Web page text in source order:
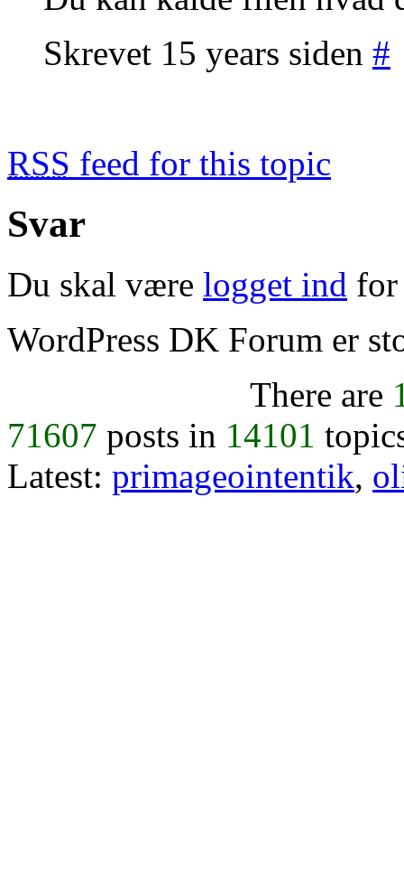
Skrevet 15 years siden #
RSS feed for this topic
Svar
Du skal være logget ind for
WordPress DK Forum er
There are
71607 posts in 14101
Latest: primageointentik,